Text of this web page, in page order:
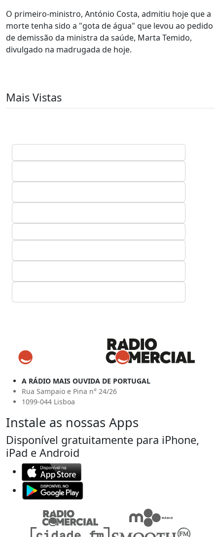
O primeiro-ministro, António Costa, admitiu hoje que a
morte tenha sido a "gota de água" que levou ao pedido
de demissão da ministra da saúde, Marta Temido,
divulgado na madrugada de hoje.
Mais Vistas
A RÁDIO MAIS OUVIDA DE PORTUGAL
Rua Sampaio e Pina n° 24/26
1099-044 Lisboa
Instale as nossas Apps
Disponível gratuitamente para iPhone,
iPad e Android